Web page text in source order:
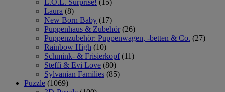
L.O.L. Surprise! (15)
Laura (8)
New Born Baby (17)
Puppenhaus & Zubehör (26)
Puppenzubehör: Puppenwagen, -betten & Co. (27)
Rainbow High (10)
Schmink- & Frisierkopf (11)
Steffi & Evi Love (80)
Sylvanian Families (85)
Puzzle (1069)